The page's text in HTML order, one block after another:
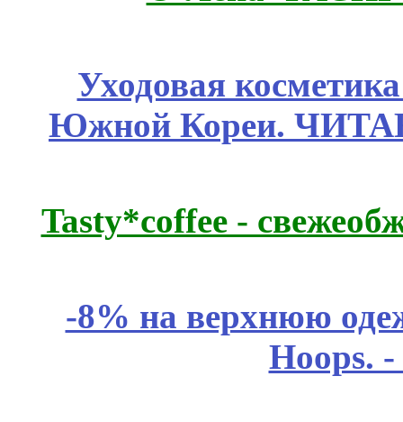
Уходовая
Южной Кореи.
Tasty*coffee -
-8% на верхнюю
Hoops.